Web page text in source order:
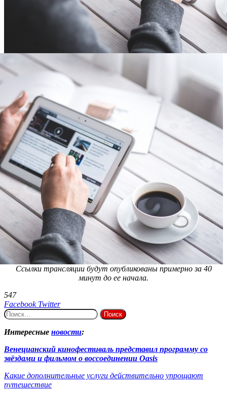
Ссылки трансляции будут опубликованы примерно за 40
минут до ее начала.
547
Facebook TwitterLinkedIn
Tumblr
Reddit
Вконтакте
Одноклассники
Skype
Messenger
Messenger
WhatsApp
Telegram
Viber
Line
Поделиться
через
электронную
почту
Печатать
Найти:
Интересные новости:
Венецианский кинофестиваль представил программу со
звёздами и фильмом о воссоединении Oasis
Какие дополнительные услуги действительно упрощают
путешествие